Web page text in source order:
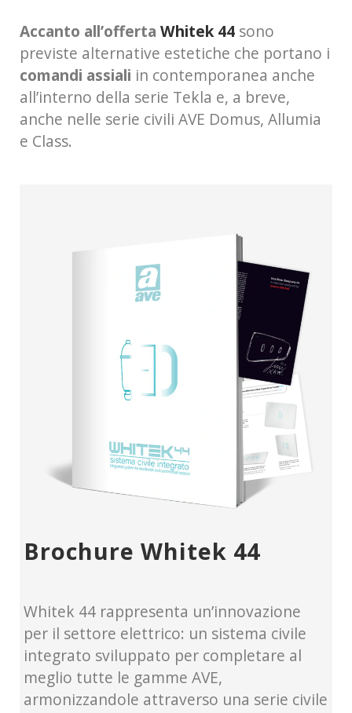
Accanto all’offerta Whitek 44 sono
previste alternative estetiche che portano i
comandi assiali in contemporanea anche
all’interno della serie Tekla e, a breve,
anche nelle serie civili AVE Domus, Allumia
e Class.
Brochure Whitek 44
Whitek 44 rappresenta un’innovazione
per il settore elettrico: un sistema civile
integrato sviluppato per completare al
meglio tutte le gamme AVE,
armonizzandole attraverso una serie civile